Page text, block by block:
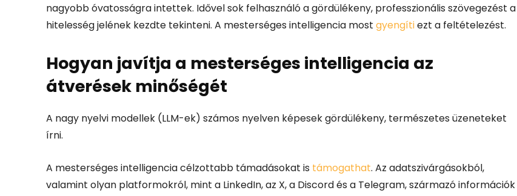
nagyobb óvatosságra intettek. Idővel sok felhasználó a gördülékeny, professzionális szövegezést a
hitelesség jelének kezdte tekinteni. A mesterséges intelligencia most gyengítiezt a feltételezést.
Hogyan javítja a mesterséges intelligencia az
átverések minőségét
A nagy nyelvi modellek (LLM-ek) számos nyelven képesek gördülékeny, természetes üzeneteket
írni.
A mesterséges intelligencia célzottabb támadásokat is támogathat. Az adatszivárgásokból,
valamint olyan platformokról, mint a LinkedIn, az X, a Discord és a Telegram, származó információk